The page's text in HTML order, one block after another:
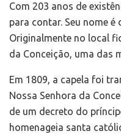
Com 203 anos de
para contar. Seu nome
Originalmente no local
da Conceição, uma das
Em 1809, a capela foi
Nossa Senhora da
de um decreto do
homenageia santa